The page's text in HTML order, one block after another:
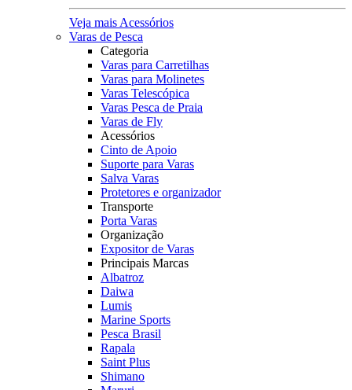
Veja mais Acessórios
Varas de Pesca
Categoria
Varas para Carretilhas
Varas para Molinetes
Varas Telescópica
Varas Pesca de Praia
Varas de Fly
Acessórios
Cinto de Apoio
Suporte para Varas
Salva Varas
Protetores e organizador
Transporte
Porta Varas
Organização
Expositor de Varas
Principais Marcas
Albatroz
Daiwa
Lumis
Marine Sports
Pesca Brasil
Rapala
Saint Plus
Shimano